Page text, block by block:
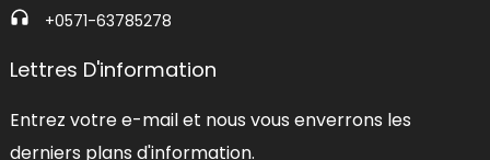
+0571-63785278
Lettres D'information
Entrez votre e-mail et nous vous enverrons les
derniers plans d'information.